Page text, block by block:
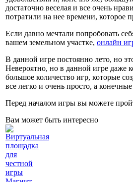
достаточно веселая и все очень
потратили на нее времени, которое
Если давно мечтали попробовать
вашем земельном участке, онлайн
В данной игре постоянно лето, но
Невероятно, но в данной игре даже
большое количество игр, которые
все легко и очень просто, а
Перед началом игры вы можете
Вам может быть интересно
Виртуальная
площадка
для
честной
игры